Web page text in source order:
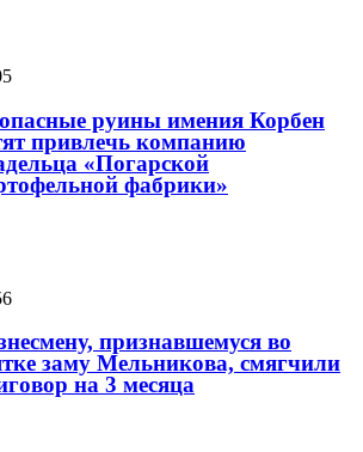
руины имения Корбен
привлечь компанию
«Погарской
фабрики»
признавшемуся во
заму Мельникова, смягчили
на 3 месяца